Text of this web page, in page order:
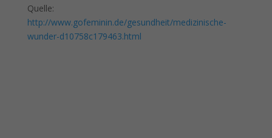
Quelle:
http://www.gofeminin.de/gesundheit/medizinische-
wunder-d10758c179463.html